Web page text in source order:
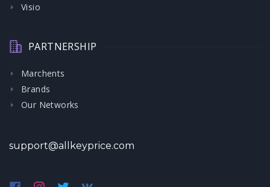
Visio
PARTNERSHIP
Marchents
Brands
Our Networks
support@allkeyprice.com